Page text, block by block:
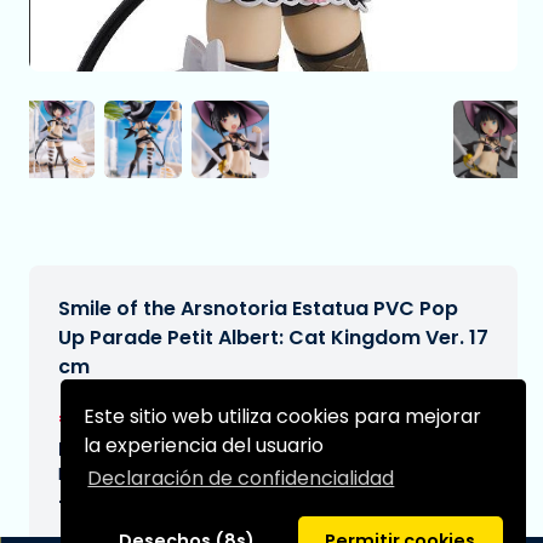
Este sitio web utiliza cookies para mejorar
la experiencia del usuario
Declaración de confidencialidad
Smile of the Arsnotoria Estatua PVC Pop
Up Parade Petit Albert: Cat Kingdom Ver. 17
cm
€48,99[Sujeto a cambios]
Fecha de entrega prevista:
N/A
Tipo: